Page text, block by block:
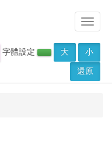
Toggle
字體設定
大 小
還原